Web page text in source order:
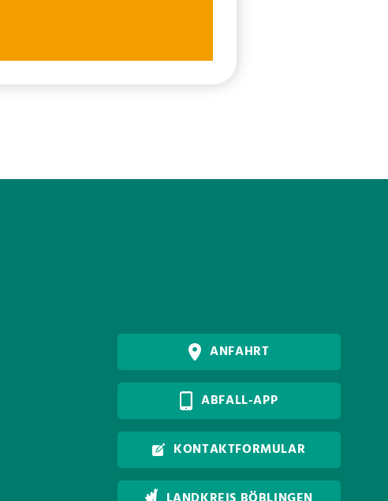
ANFAHRT
ABFALL-APP
KONTAKTFORMULAR